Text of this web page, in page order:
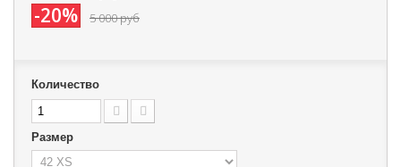
-20% 5 000 руб
Количество
Размер